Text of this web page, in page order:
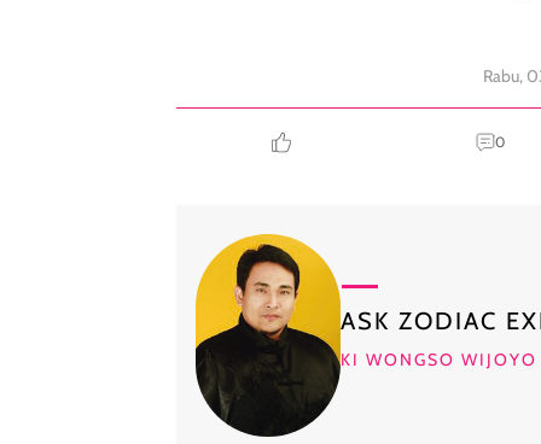
Rabu,
0
ASK ZODIAC
KI WONGSO WIJOYO